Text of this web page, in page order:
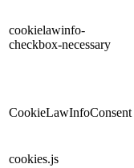
cookielawinfo-
checkbox-necessary
CookieLawInfoConsent
cookies.js